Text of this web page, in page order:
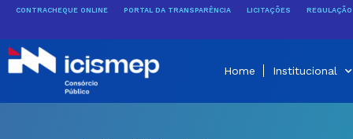
conteúdo
CONTRACHEQUE ONLINE PORTAL DA TRANSPARÊNCIA LICITAÇÕES
Home Institucional